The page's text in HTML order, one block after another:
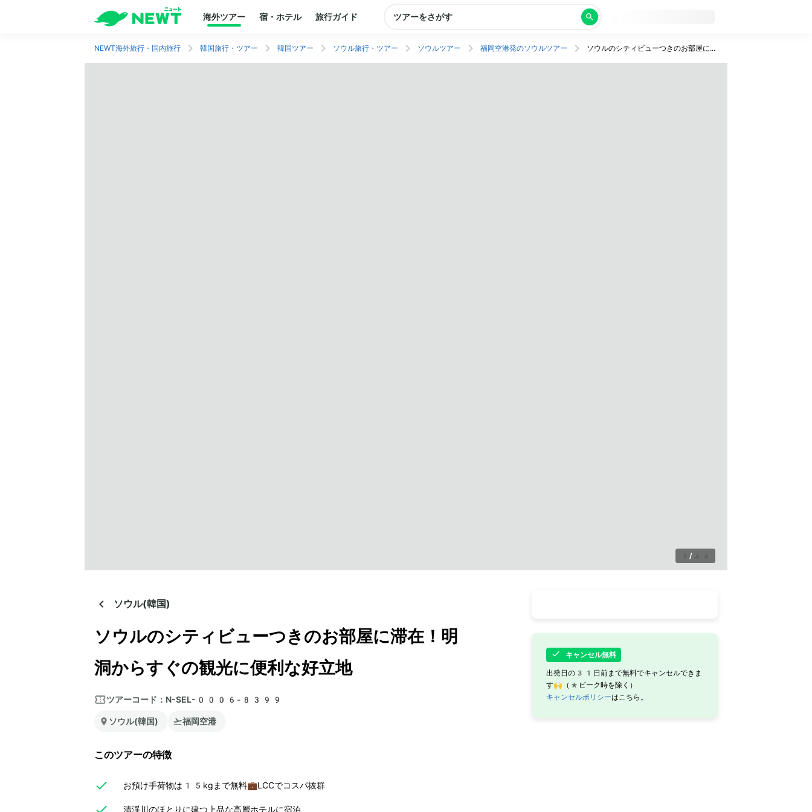
海外ツアー 宿・ホテル 旅行ガイド ツアーをさがす
NEWT海外旅行・国内旅行 韓国旅行・ツアー 韓国ツアー ソウル旅行・ツアー ソウルツアー 福岡空港発のソウルツアー ソウルのシティビューつきのお部屋に滞在！明洞からすぐの観光に便利な好立地
1 / 33
ソウル(韓国)
ソウルのシティビューつきのお部屋に滞在！明
洞からすぐの観光に便利な好立地
ツアーコード： N-SEL-0006-8399
ソウル(韓国) 福岡空港
このツアーの特徴
お預け手荷物は15kgまで無料💼LCCでコスパ抜群
清渓川のほとりに建つ上品な高層ホテルに宿泊
キャンセル無料
出発日の31日前まで無料でキャンセルできま
す🙌（*ピーク時を除く）
キャンセルポリシーはこちら。